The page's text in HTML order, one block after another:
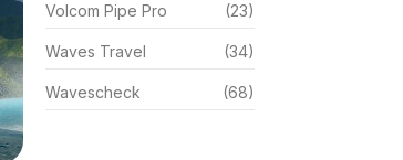
Volcom Pipe Pro (23)
Waves Travel (34)
Wavescheck (68)